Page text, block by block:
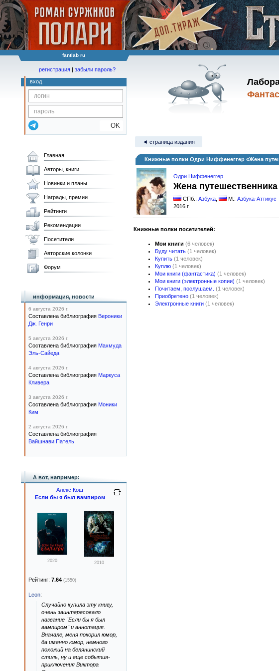
fantlab ru
регистрация | забыли пароль?
вход
OK
◄ страница издания
Книжные полки Одри Ниффенеггер «Жена
Одри Ниффенеггер
Жена
СПб.: Азбука М.: Азбука-Аттикус
2016 г.
Книжные полки посетителей:
Мои книги (6 человек)
Буду читать (1 человек)
Купить (1 человек)
Куплю (1 человек)
Мои книги (фантастика) (1 человек)
Мои книги (электронные копии) (1 человек)
Почитаем, послушаем. (1 человек)
Приобретено (1 человек)
Электронные книги (1 человек)
Главная
Авторы, книги
Новинки и планы
Награды, премии
Рейтинги
Рекомендации
Посетители
Авторские колонки
Форум
информация, новости
6 августа 2026 г.
Составлена библиография Вероники
Дж. Генри
5 августа 2026 г.
Составлена библиография Махмуда
Эль-Сайеда
4 августа 2026 г.
Составлена библиография Маркуса
Кливера
3 августа 2026 г.
Составлена библиография Моники
Ким
2 августа 2026 г.
Составлена библиография
Вайшнави Патель
А вот, например:
Алекс Кош
Если бы я был вампиром
2020 2010
Рейтинг: 7.64 (1550)
Leon:
Случайно купила эту книгу,
очень заинтересовало
название "Если бы я был
вампиром" и аннотация.
Вначале, меня покорил юмор,
да именно юмор, немного
похожий на белянинский
стиль, ну и еще события-
приключения Виктора